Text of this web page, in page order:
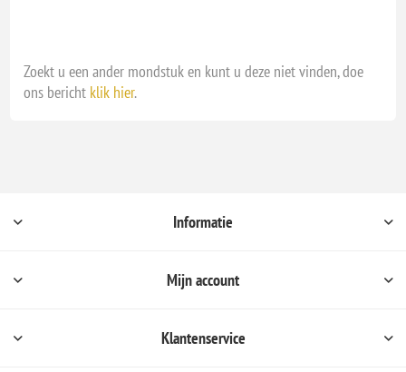
Zoekt u een ander mondstuk en kunt u deze niet vinden, doe
ons bericht klik hier.
Informatie
Mijn account
Klantenservice